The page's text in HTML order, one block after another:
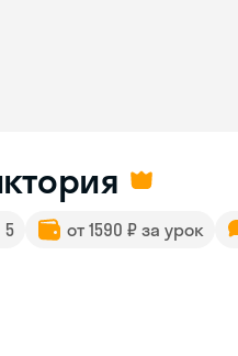
5 от 1590 ₽ за урок